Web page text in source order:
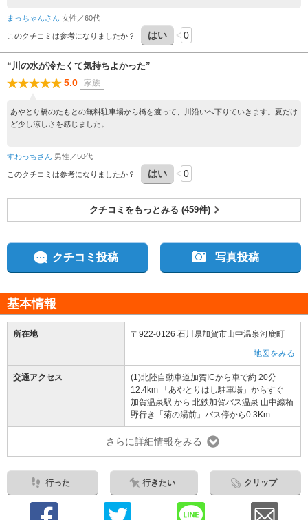
まっちゃんさん 女性／60代
このクチコミは参考になりましたか？ はい 0
“川の水が冷たくて気持ちよかった”
5.0 家族
あやとり橋のたもとの無料駐車場から橋を渡って、川沿いへ下りていきます。夏だけ
ど少し涼しさを感じました。
すわっちさん 男性／50代
このクチコミは参考になりましたか？ はい 0
クチコミをもっとみる (459件)
クチコミ投稿 写真投稿
基本情報
所在地
〒922-0126 石川県加賀市山中温泉河鹿町
地図をみる
交通アクセス
(1)北陸自動車道加賀ICから車で約 20分
12.4km 「あやとりはし駐車場」からすぐ
加賀温泉駅 から 北鉄加賀バス温泉 山中線栢
野行き「菊の湯前」バス停から0.3Km
さらに詳細情報をみる
行った 行きたい クリップ